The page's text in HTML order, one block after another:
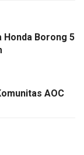
Honda Borong 5
AOC